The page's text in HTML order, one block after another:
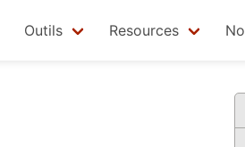
Outils Resources